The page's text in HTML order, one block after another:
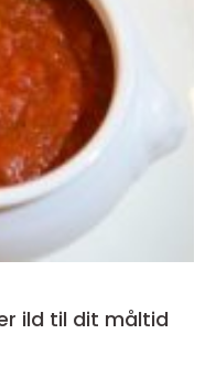
ild til dit måltid